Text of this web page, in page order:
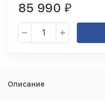
85 990 ₽
Описание